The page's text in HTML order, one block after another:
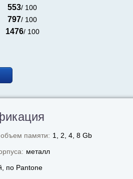
553/ 100
797/ 100
1476/ 100
памяти: 1, 2, 4, 8 Gb
металл
по Pantone